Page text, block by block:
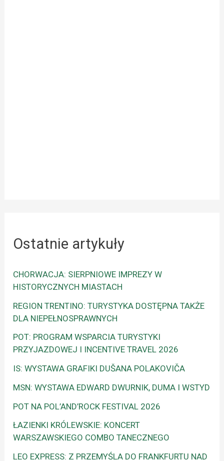
Ostatnie artykuły
CHORWACJA: SIERPNIOWE IMPREZY W
HISTORYCZNYCH MIASTACH
REGION TRENTINO: TURYSTYKA DOSTĘPNA TAKŻE
DLA NIEPEŁNOSPRAWNYCH
POT: PROGRAM WSPARCIA TURYSTYKI
PRZYJAZDOWEJ I INCENTIVE TRAVEL 2026
IS: WYSTAWA GRAFIKI DUŠANA POLAKOVIČA
MSN: WYSTAWA EDWARD DWURNIK, DUMA I WSTYD
POT NA POL’AND’ROCK FESTIVAL 2026
ŁAZIENKI KRÓLEWSKIE: KONCERT
WARSZAWSKIEGO COMBO TANECZNEGO
LEO EXPRESS: Z PRZEMYŚLA DO FRANKFURTU NAD